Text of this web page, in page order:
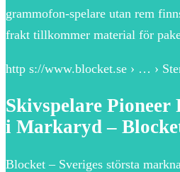
grammofon-spelare utan rem
frakt tillkommer material för
http s://www.blocket.se › … ›
Skivspelare Pioneer
i Markaryd –
Blocket – Sveriges största